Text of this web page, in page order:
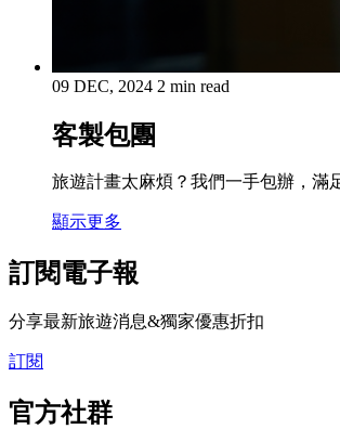
09 DEC, 2024 2 min read
客製包團
旅遊計畫太麻煩？我們一手包辦，滿
顯示更多
訂閱電子報
分享最新旅遊消息&獨家優惠折扣
訂閱
官方社群